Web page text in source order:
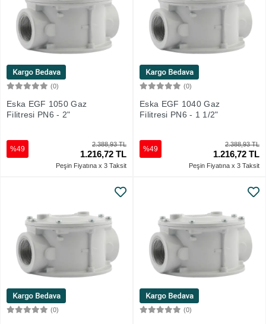
(0)
Eska EGF 1050 Gaz
Filitresi PN6 - 2"
2.388,93 TL
1.216,72 TL
%49
Peşin Fiyatına x 3 Taksit
(0)
Eska EGF 1040 Gaz
Filitresi PN6 - 1 1/2"
2.388,93 TL
1.216,72 TL
%49
Peşin Fiyatına x 3 Taksit
(0) (0)